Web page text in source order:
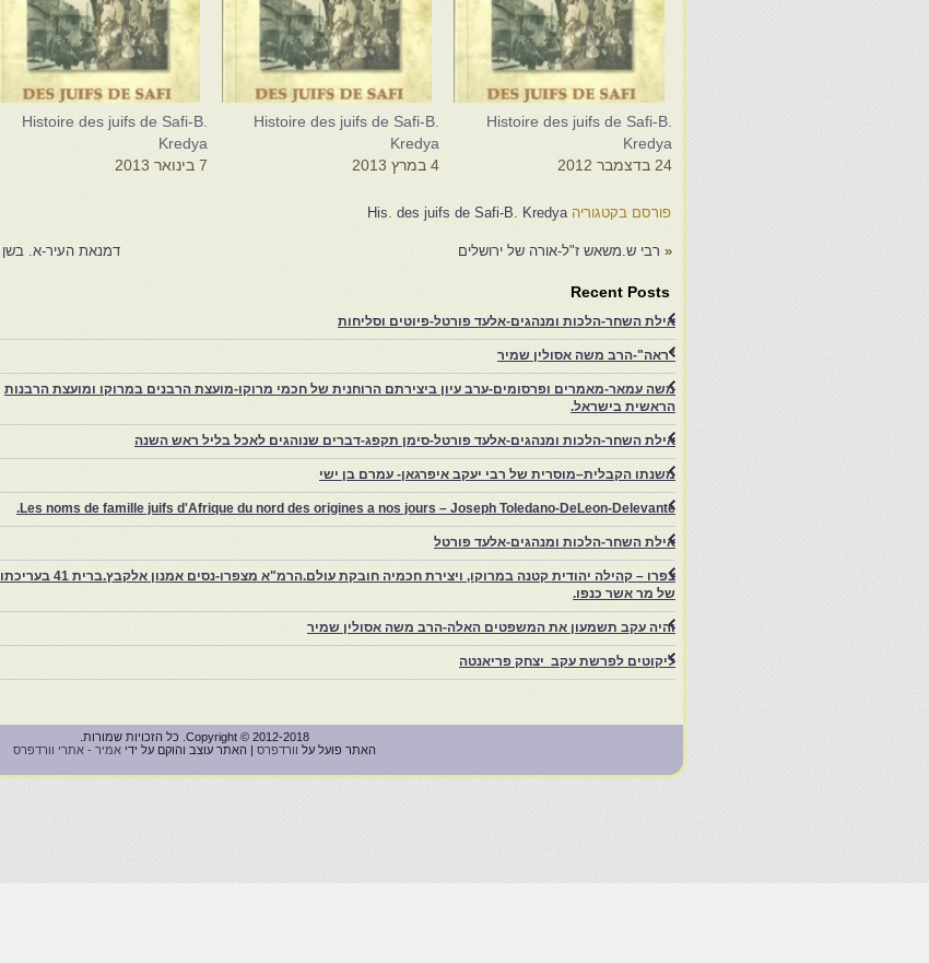
Histoire des juifs de Safi-B.
Kredya
24 בדצמבר 2012
Histoire des juifs de Safi-B.
Kredya
4 במרץ 2013
Histoire des juifs de Safi-B.
Kredya
7 בינואר 2013
פורסם בקטגוריה His. des juifs de Safi-B. Kredya
« רבי ש.משאש ז"ל-אורה של ירושלים דמנאת העיר-א. בשן
Recent Posts
אילת השחר-הלכות ומנהגים-אלעד פורטל-פיוטים וסליחות
"ראה"-הרב משה אסולין שמיר
משה עמאר-מאמרים ופרסומים-ערב עיון ביצירתם הרוחנית של חכמי מרוקו-מועצת הרבנים במרוקו ומועצת הרבנות
הראשית בישראל.
אילת השחר-הלכות ומנהגים-אלעד פורטל-סימן תקפג-דברים שנוהגים לאכל בליל ראש השנה
משנתו הקבלית–מוסרית של רבי יעקב איפרגאן- עמרם בן ישי
Les noms de famille juifs d'Afrique du nord des origines a nos jours – Joseph Toledano-DeLeon-Delevante.
אילת השחר-הלכות ומנהגים-אלעד פורטל
צפרו – קהילה יהודית קטנה במרוקו, ויצירת חכמיה חובקת עולם.הרמ"א מצפרו-נסים אמנון אלקבץ.ברית 41 בעריכתו
של מר אשר כנפו.
והיה עקב תשמעון את המשפטים האלה-הרב משה אסולין שמיר
ליקוטים לפרשת עקב יצחק פריאנטה
Copyright © 2012-2018. כל הזכויות שמורות.
האתר פועל על וורדפרס | האתר עוצב והוקם על ידי אמיר - אתרי וורדפרס